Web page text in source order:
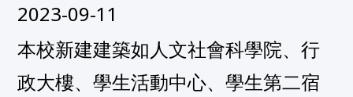
2023-09-11
本校新建建築如人文社會科學院、行
政大樓、學生活動中心、學生第二宿